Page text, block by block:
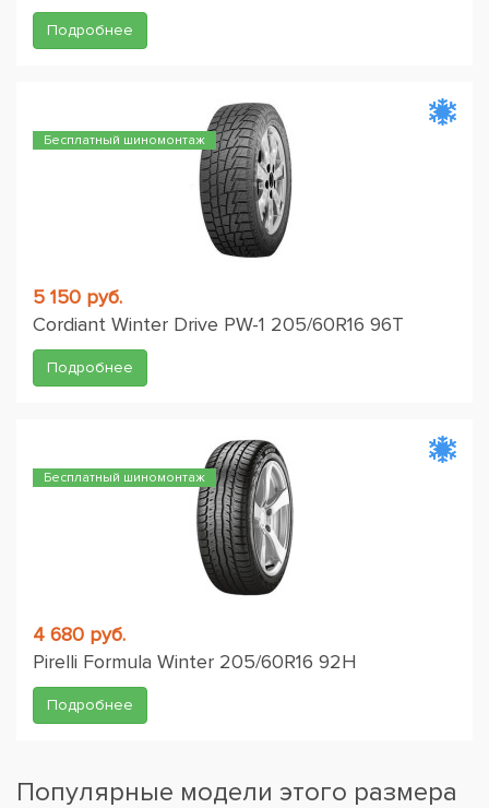
Подробнее
Бесплатный шиномонтаж
5 150 руб.
Cordiant Winter Drive PW-1 205/60R16 96T
Подробнее
Бесплатный шиномонтаж
4 680 руб.
Pirelli Formula Winter 205/60R16 92H
Подробнее
Популярные модели этого размера